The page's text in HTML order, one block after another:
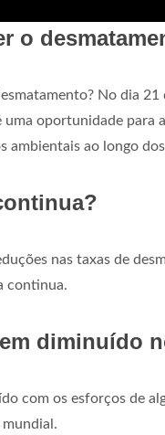
o
No dia
oportunidade para
ambientais ao longo
nas taxas de
continua.
diminuído
com os esforços de